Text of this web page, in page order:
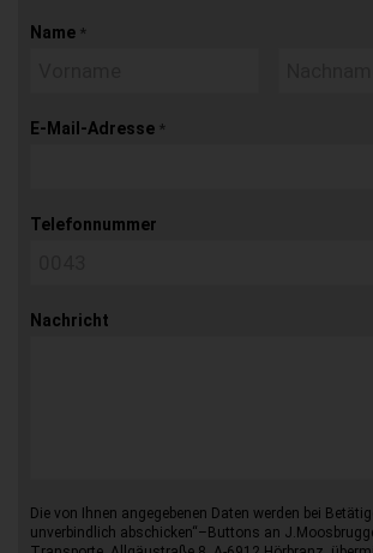
Name *
E-Mail-Adresse *
Telefonnummer
Nachricht
Die von Ihnen angegebenen Daten werden bei
unverbindlich abschicken“–Buttons an